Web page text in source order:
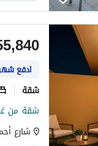
ادفع
شقة
شقة من